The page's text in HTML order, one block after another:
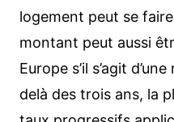
logement peut se
montant peut aussi
Europe s’il s’agit
delà des trois ans, la